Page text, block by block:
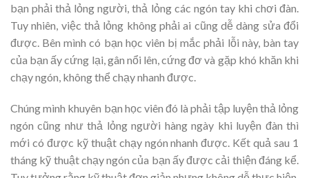
bạn phải thả lỏng người, thả lỏng các ngón tay khi chơi đàn.
Tuy nhiên, việc thả lỏng không phải ai cũng dễ dàng sửa đổi
được. Bên mình có bạn học viên bị mắc phải lỗi này, bàn tay
của bạn ấy cứng lại, gân nổi lên, cứng đơ và gặp khó khăn khi
chạy ngón, không thể chạy nhanh được.
Chúng mình khuyên bạn học viên đó là phải tập luyện thả lỏng
ngón cũng như thả lỏng người hàng ngày khi luyện đàn thì
mới có được kỹ thuật chạy ngón nhanh được. Kết quả sau 1
tháng kỹ thuật chạy ngón của bạn ấy được cải thiện đáng kể.